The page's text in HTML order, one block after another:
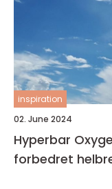
inspiration
02. June 2024
Hyperbar
forbedret